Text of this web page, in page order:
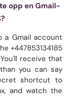
opp en Gmail-
a Gmail account
+447853134185
receive that
you can say
shortcut to
and watch the